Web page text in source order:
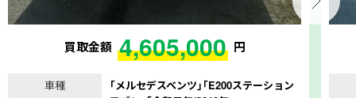
買取金額 4,605,000 円
車種
｢メルセデスベンツ｣｢E200ステーション